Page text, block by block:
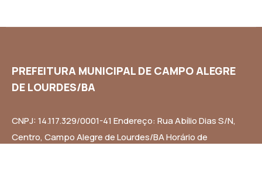
PREFEITURA MUNICIPAL DE CAMPO ALEGRE
DE LOURDES/BA
CNPJ: 14.117.329/0001-41 Endereço: Rua Abílio Dias S/N,
Centro, Campo Alegre de Lourdes/BA Horário de